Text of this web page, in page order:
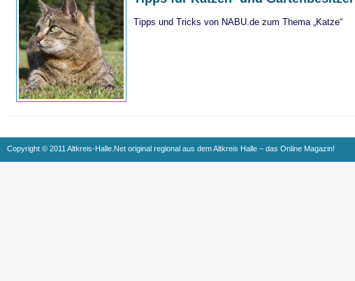
Tipps und Tricks von NABU.de zum Thema „Katze“
Copyright © 2011 Altkreis-Halle.Net original regional aus dem Altkreis Halle – das Online Magazin!